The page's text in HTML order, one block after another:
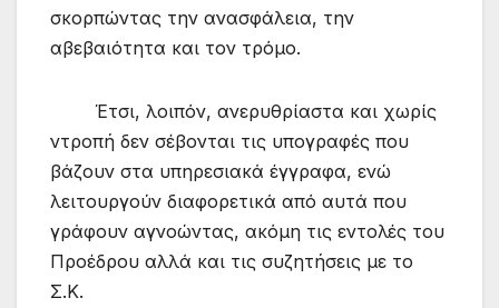
σκορπώντας την ανασφάλεια, την
αβεβαιότητα και τον τρόμο.
Έτσι, λοιπόν, ανερυθρίαστα και χωρίς
ντροπή δεν σέβονται τις υπογραφές που
βάζουν στα υπηρεσιακά έγγραφα, ενώ
λειτουργούν διαφορετικά από αυτά που
γράφουν αγνοώντας, ακόμη τις εντολές του
Προέδρου αλλά και τις συζητήσεις με το
Σ.Κ.